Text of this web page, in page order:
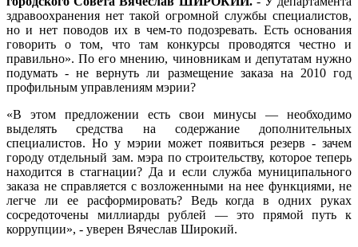
здравоохранения нет такой огромной службы специалистов,
но и нет поводов их в чем-то подозревать. Есть основания
говорить о том, что там конкурсы проводятся честно и
правильно». По его мнению, чиновникам и депутатам нужно
подумать - не вернуть ли размещение заказа на 2010 год
профильным управлениям мэрии?
«В этом предложении есть свои минусы — необходимо
выделять средства на содержание дополнительных
специалистов. Но у мэрии может появиться резерв - зачем
городу отдельный зам. мэра по строительству, которое теперь
находится в стагнации? Да и если служба муниципального
заказа не справляется с возложенными на нее функциями, не
легче ли ее расформировать? Ведь когда в одних руках
сосредоточены миллиарды рублей — это прямой путь к
коррупции», - уверен Вячеслав Широкий.